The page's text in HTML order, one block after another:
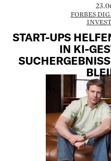
FORBES
START-UPS
IN KI-